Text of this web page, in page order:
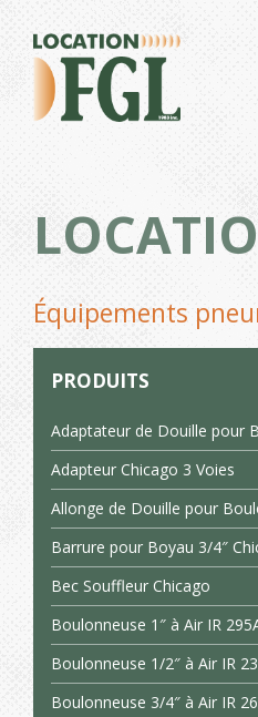
Équipements
PRODUITS
Adaptateur de Douille pour
Adapteur Chicago 3 Voies
Allonge de Douille pour
Barrure pour Boyau 3/4″
Bec Souffleur Chicago
Boulonneuse 1″ à Air IR
Boulonneuse 1/2″ à Air IR
Boulonneuse 3/4″ à Air IR